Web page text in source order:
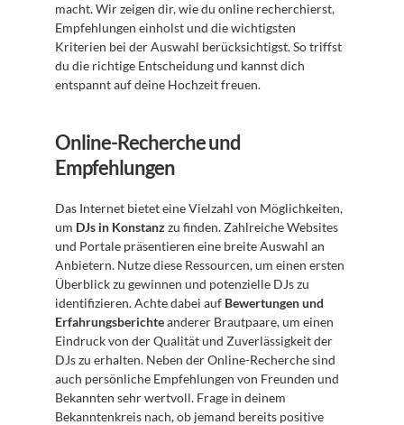
macht. Wir zeigen dir, wie du online recherchierst,
Empfehlungen einholst und die wichtigsten
Kriterien bei der Auswahl berücksichtigst. So triffst
du die richtige Entscheidung und kannst dich
entspannt auf deine Hochzeit freuen.
Online-Recherche und
Empfehlungen
Das Internet bietet eine Vielzahl von Möglichkeiten,
um DJs in Konstanz zu finden. Zahlreiche Websites
und Portale präsentieren eine breite Auswahl an
Anbietern. Nutze diese Ressourcen, um einen ersten
Überblick zu gewinnen und potenzielle DJs zu
identifizieren. Achte dabei auf Bewertungen und
Erfahrungsberichte anderer Brautpaare, um einen
Eindruck von der Qualität und Zuverlässigkeit der
DJs zu erhalten. Neben der Online-Recherche sind
auch persönliche Empfehlungen von Freunden und
Bekannten sehr wertvoll. Frage in deinem
Bekanntenkreis nach, ob jemand bereits positive